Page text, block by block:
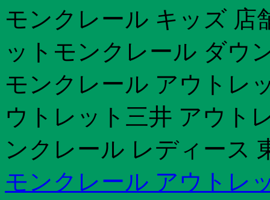
モンクレール キッズ 店
ットモンクレール ダウ
モンクレール アウトレ
ウトレット三井 アウト
ンクレール レディース
モンクレール アウトレ